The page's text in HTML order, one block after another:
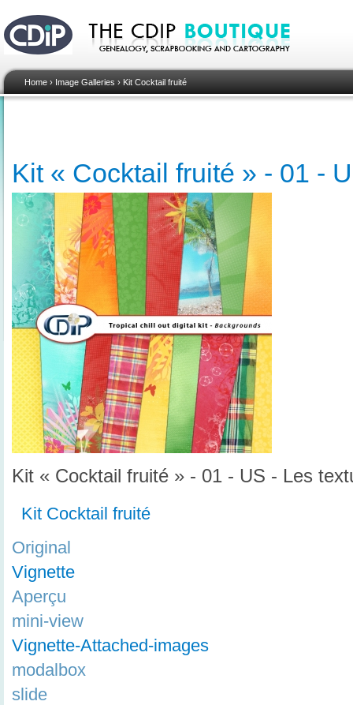
Home › Image Galleries › Kit Cocktail fruité
Kit « Cocktail fruité » - 01 -
Kit « Cocktail fruité » - 01 - US - Les
Kit Cocktail fruité
Original
Vignette
Aperçu
mini-view
Vignette-Attached-images
modalbox
slide